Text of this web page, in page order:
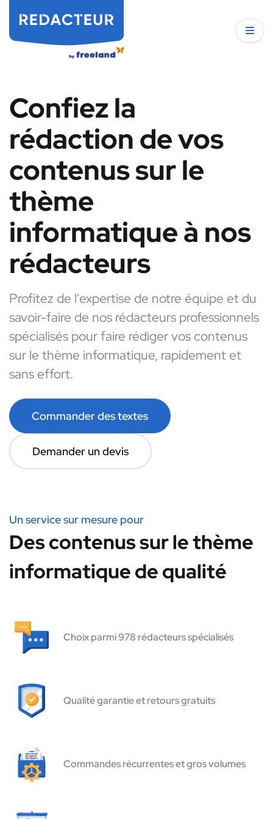
Confiez la
rédaction de vos
contenus sur le
thème
informatique à nos
rédacteurs
Profitez de l'expertise de notre équipe et du
savoir-faire de nos rédacteurs professionnels
spécialisés pour faire rédiger vos contenus
sur le thème informatique, rapidement et
sans effort.
Commander des textes
Demander un devis
Un service sur mesure pour
Des contenus sur le thème
informatique de qualité
Choix parmi 978 rédacteurs spécialisés
Qualité garantie et retours gratuits
Commandes récurrentes et gros volumes